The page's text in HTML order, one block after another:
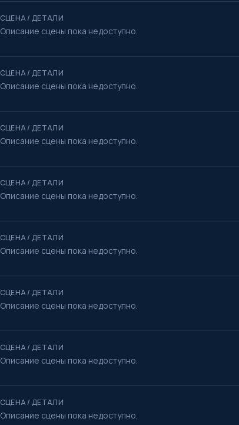
СЦЕНА / ДЕТАЛИ
Описание сцены пока недоступно.
СЦЕНА / ДЕТАЛИ
Описание сцены пока недоступно.
СЦЕНА / ДЕТАЛИ
Описание сцены пока недоступно.
СЦЕНА / ДЕТАЛИ
Описание сцены пока недоступно.
СЦЕНА / ДЕТАЛИ
Описание сцены пока недоступно.
СЦЕНА / ДЕТАЛИ
Описание сцены пока недоступно.
СЦЕНА / ДЕТАЛИ
Описание сцены пока недоступно.
СЦЕНА / ДЕТАЛИ
Описание сцены пока недоступно.